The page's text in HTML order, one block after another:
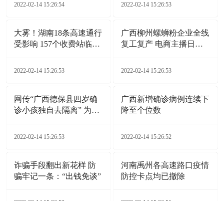
2022-02-14 15:26:54 2022-02-14 15:26:53
大雾！湖南18条高速通行
受影响 157个收费站临时
2022-02-14 15:26:53
广西柳州螺蛳粉企业全线
复工复产 电商主播日夜
2022-02-14 15:26:53
网传“广西德保县四岁确
诊小孩独自去隔离” 为不
2022-02-14 15:26:53
广西新增确诊病例连续下
降至个位数
2022-02-14 15:26:52
诈骗手段翻出新花样 防
骗牢记一条：“出钱免谈”
河南禹州各高速路口疫情
防控卡点均已撤除